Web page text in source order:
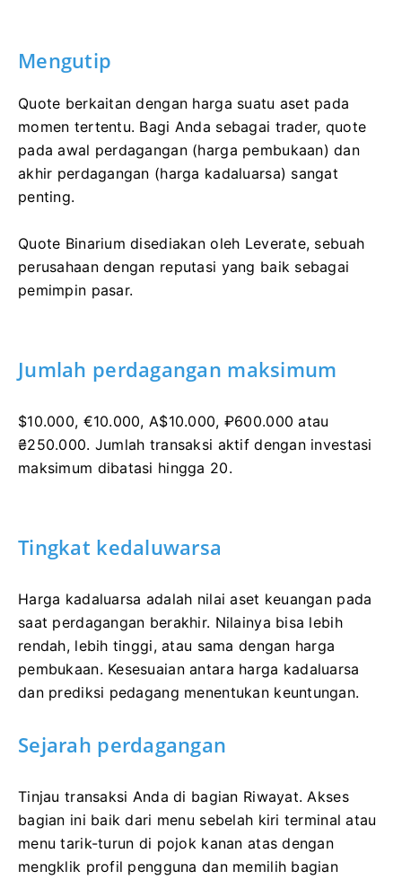
Mengutip
Quote berkaitan dengan harga suatu aset pada
momen tertentu. Bagi Anda sebagai trader, quote
pada awal perdagangan (harga pembukaan) dan
akhir perdagangan (harga kadaluarsa) sangat
penting.
Quote Binarium disediakan oleh Leverate, sebuah
perusahaan dengan reputasi yang baik sebagai
pemimpin pasar.
Jumlah perdagangan maksimum
$10.000, €10.000, A$10.000, ₽600.000 atau
₴250.000. Jumlah transaksi aktif dengan investasi
maksimum dibatasi hingga 20.
Tingkat kedaluwarsa
Harga kadaluarsa adalah nilai aset keuangan pada
saat perdagangan berakhir. Nilainya bisa lebih
rendah, lebih tinggi, atau sama dengan harga
pembukaan. Kesesuaian antara harga kadaluarsa
dan prediksi pedagang menentukan keuntungan.
Sejarah perdagangan
Tinjau transaksi Anda di bagian Riwayat. Akses
bagian ini baik dari menu sebelah kiri terminal atau
menu tarik-turun di pojok kanan atas dengan
mengklik profil pengguna dan memilih bagian